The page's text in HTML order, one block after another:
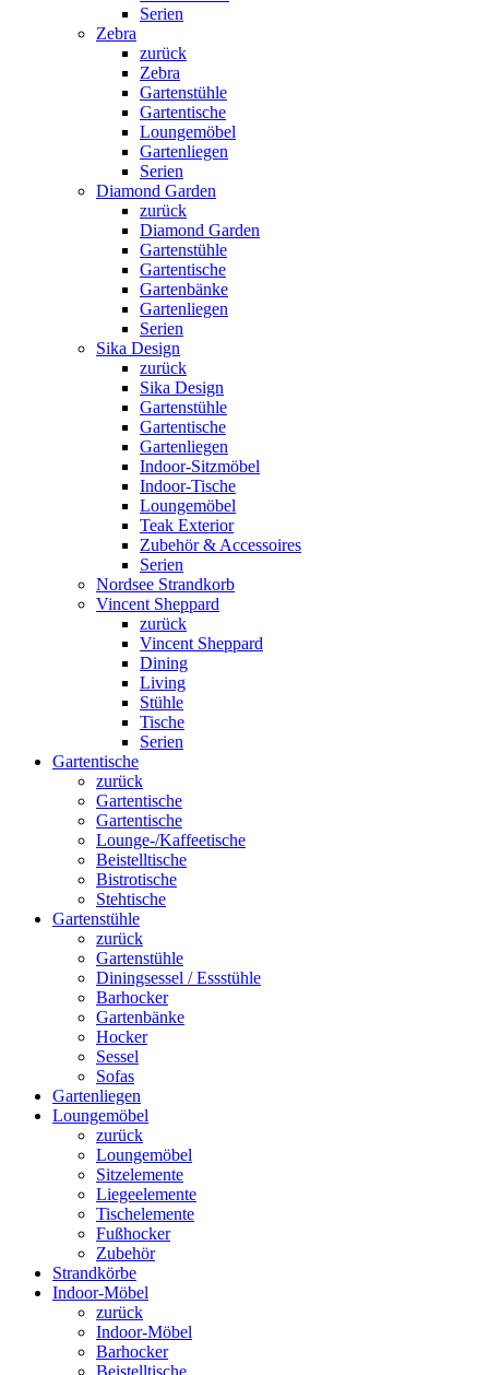
Serien
Zebra
zurück
Zebra
Gartenstühle
Gartentische
Loungemöbel
Gartenliegen
Serien
Diamond Garden
zurück
Diamond Garden
Gartenstühle
Gartentische
Gartenbänke
Gartenliegen
Serien
Sika Design
zurück
Sika Design
Gartenstühle
Gartentische
Gartenliegen
Indoor-Sitzmöbel
Indoor-Tische
Loungemöbel
Teak Exterior
Zubehör & Accessoires
Serien
Nordsee Strandkorb
Vincent Sheppard
zurück
Vincent Sheppard
Dining
Living
Stühle
Tische
Serien
Gartentische
zurück
Gartentische
Gartentische
Lounge-/Kaffeetische
Beistelltische
Bistrotische
Stehtische
Gartenstühle
zurück
Gartenstühle
Diningsessel / Essstühle
Barhocker
Gartenbänke
Hocker
Sessel
Sofas
Gartenliegen
Loungemöbel
zurück
Loungemöbel
Sitzelemente
Liegeelemente
Tischelemente
Fußhocker
Zubehör
Strandkörbe
Indoor-Möbel
zurück
Indoor-Möbel
Barhocker